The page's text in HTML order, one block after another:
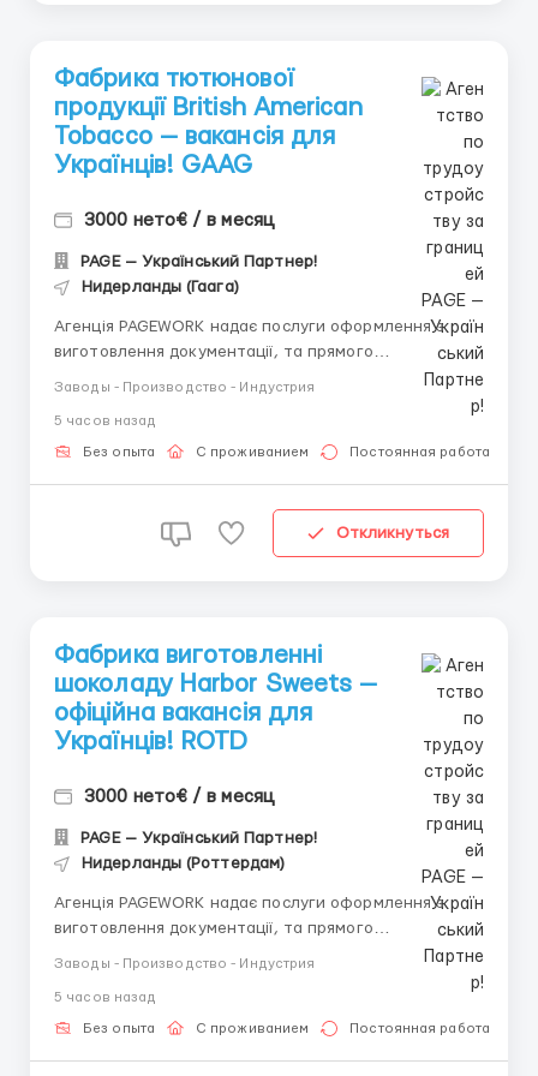
Фабрика тютюнової
продукції British American
Tobacco — вакансія для
Українців! GAAG
3000 нето€ / в месяц
PAGE — Український Партнер!
Нидерланды (Гаага)
Агенція PAGEWORK надає послуги оформлення з
виготовлення документації, та прямого
підбору вакансії: Головний Рекрутер: Віталій
Шевченко Телефон для консультацій \ для підбору
Заводы - Производство - Индустрия
5 часов назад
Без опыта С проживанием Постоянная работа
Откликнуться
Фабрика виготовленні
шоколаду Harbor Sweets —
офіційна вакансія для
Українців! ROTD
3000 нето€ / в месяц
PAGE — Український Партнер!
Нидерланды (Роттердам)
Агенція PAGEWORK надає послуги оформлення з
виготовлення документації, та прямого
підбору вакансії: Головний Рекрутер: Віталій
Шевченко Телефон для консультацій \ для підбору
Заводы - Производство - Индустрия
5 часов назад
Без опыта С проживанием Постоянная работа